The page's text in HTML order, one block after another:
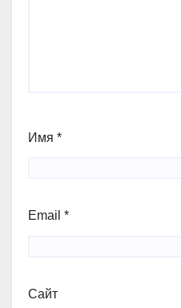
Имя *
Email *
Сайт